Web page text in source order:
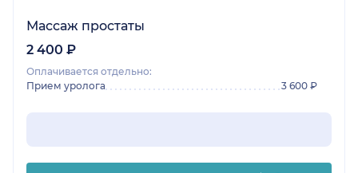
Массаж простаты
2 400 ₽
Оплачивается отдельно:
Прием уролога
3 600 ₽